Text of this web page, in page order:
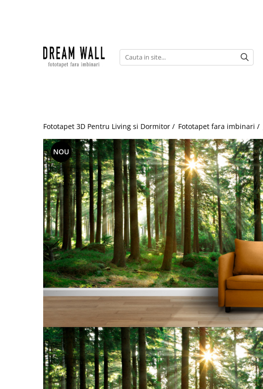
Fototapet 3D
Pentru copii
Watercolor
Fototapet 3D Pentru Living si Dormitor / Fototapet fara imbinari /
NOU